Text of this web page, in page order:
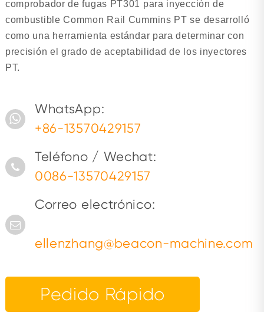
comprobador de fugas PT301 para inyección de
combustible Common Rail Cummins PT se desarrolló
como una herramienta estándar para determinar con
precisión el grado de aceptabilidad de los inyectores
PT.
WhatsApp:
+86-13570429157
Teléfono / Wechat:
0086-13570429157
Correo electrónico:
ellenzhang@beacon-machine.com
Pedido Rápido